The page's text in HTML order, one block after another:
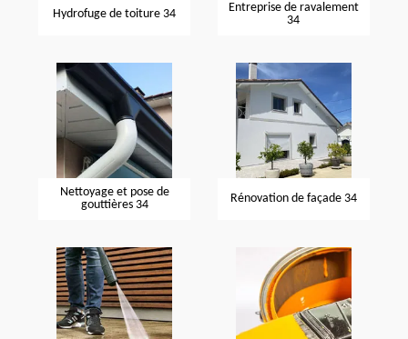
Hydrofuge de toiture 34
Entreprise de ravalement
34
Nettoyage et pose de
gouttières 34
Rénovation de façade 34